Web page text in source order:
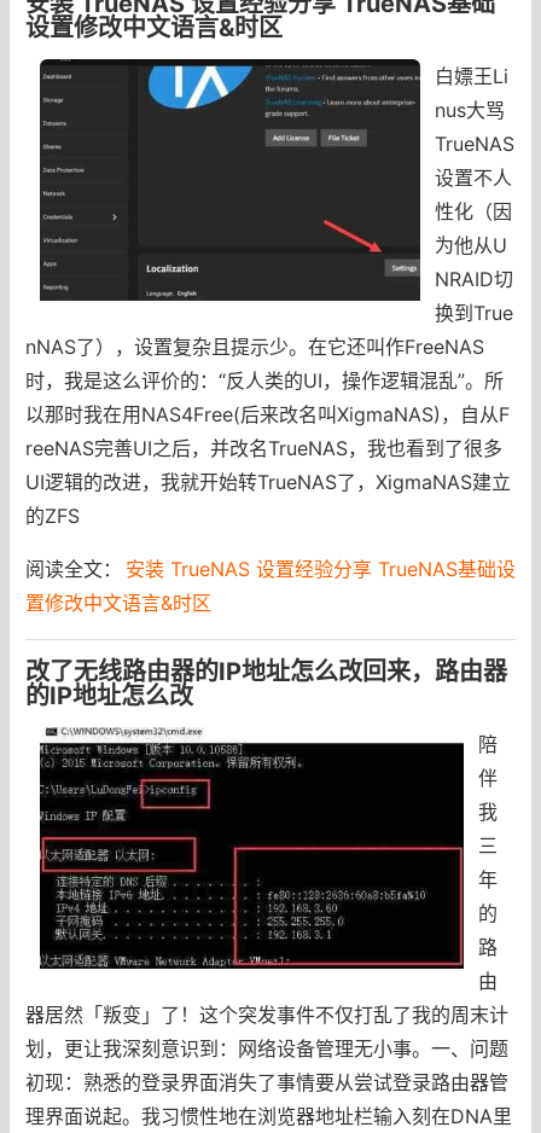
设置修改中文语言&时区
白嫖王Li
nus大骂
TrueNAS
设置不人
性化（因
为他从U
NRAID切
换到True
nNAS了），设置复杂且提示少。在它还叫作FreeNAS
时，我是这么评价的：“反人类的UI，操作逻辑混乱”。所
以那时我在用NAS4Free(后来改名叫XigmaNAS)，自从F
reeNAS完善UI之后，并改名TrueNAS，我也看到了很多
UI逻辑的改进，我就开始转TrueNAS了，XigmaNAS建立
的ZFS
阅读全文：
安装 TrueNAS 设置经验分享 TrueNAS基础设
置修改中文语言&时区
改了无线路由器的IP地址怎么改回来，路由器
的IP地址怎么改
陪
伴
我
三
年
的
路
由
器居然「叛变」了！这个突发事件不仅打乱了我的周末计
划，更让我深刻意识到：网络设备管理无小事。一、问题
初现：熟悉的登录界面消失了事情要从尝试登录路由器管
理界面说起。我习惯性地在浏览器地址栏输入刻在DNA里